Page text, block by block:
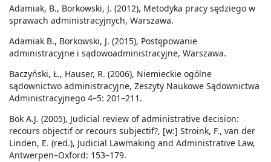
Adamiak, B., Borkowski, J. (2012), Metodyka pracy sędziego w
sprawach administracyjnych, Warszawa.
Adamiak B., Borkowski, J. (2015), Postępowanie
administracyjne i sądowoadministracyjne, Warszawa.
Baczyński, Ł., Hauser, R. (2006), Niemieckie ogólne
sądownictwo administracyjne, Zeszyty Naukowe Sądownictwa
Administracyjnego 4–5: 201–211.
Bok A.J. (2005), Judicial review of administrative decision:
recours objectif or recours subjectif?, [w:] Stroink, F., van der
Linden, E. (red.), Judicial Lawmaking and Administrative Law,
Antwerpen–Oxford: 153–179.